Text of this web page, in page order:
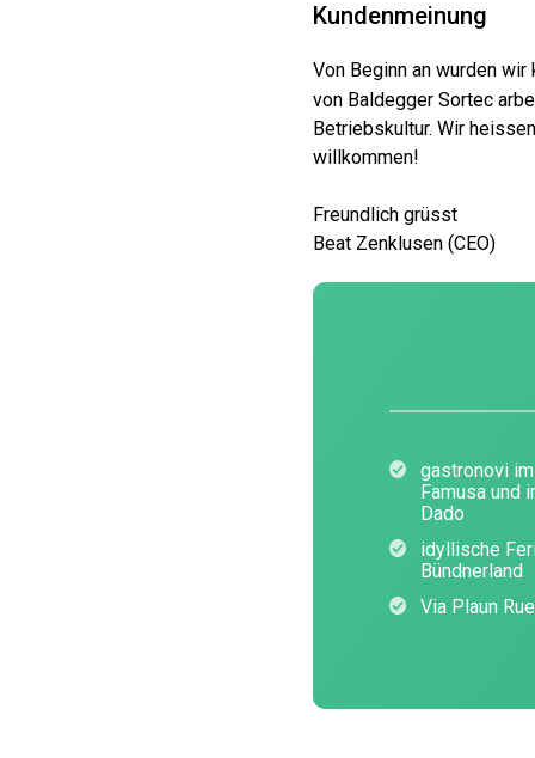
Kundenmeinung
Von Beginn an wurden
von Baldegger Sortec
Betriebskultur. Wir
willkommen!
Freundlich grüsst
Beat Zenklusen (CEO)
gastronovi
Famusa und
Dado
idyllische
Bündnerland
Via Plaun